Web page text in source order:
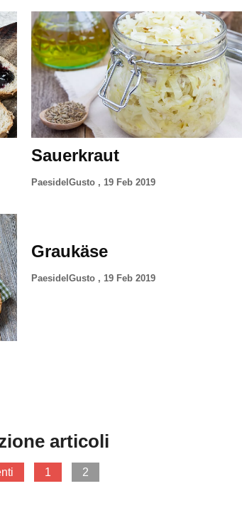
Sauerkraut
PaesidelGusto , 19 Feb 2019
Graukäse
PaesidelGusto , 19 Feb 2019
articoli
1 2